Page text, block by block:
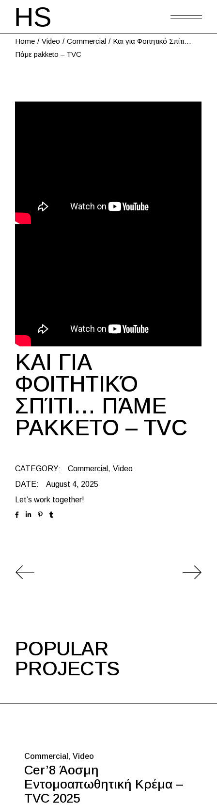
Home Video Commercial
Και για Φοιτητικό Σπίτι…
Πάμε pakketo – TVC
ΚΑΙ ΓΙΑ
ΦΟΙΤΗΤΙΚΌ
ΣΠΊΤΙ… ΠΆΜΕ
PAKKETO – TVC
CATEGORY: Commercial
Video
DATE:
August 4, 2025
Let’s work together!
POPULAR
PROJECTS
Commercial Video
Cer’8 Άοσμη
Εντομοαπωθητική Κρέμα –
TVC 2025